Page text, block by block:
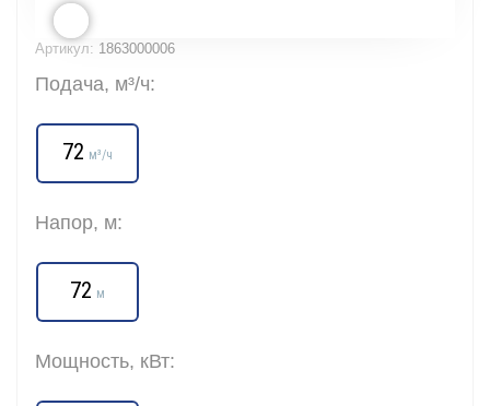
Артикул: 1863000006
Подача, м³/ч:
72 м³/ч
Напор, м:
72 м
Мощность, кВт: